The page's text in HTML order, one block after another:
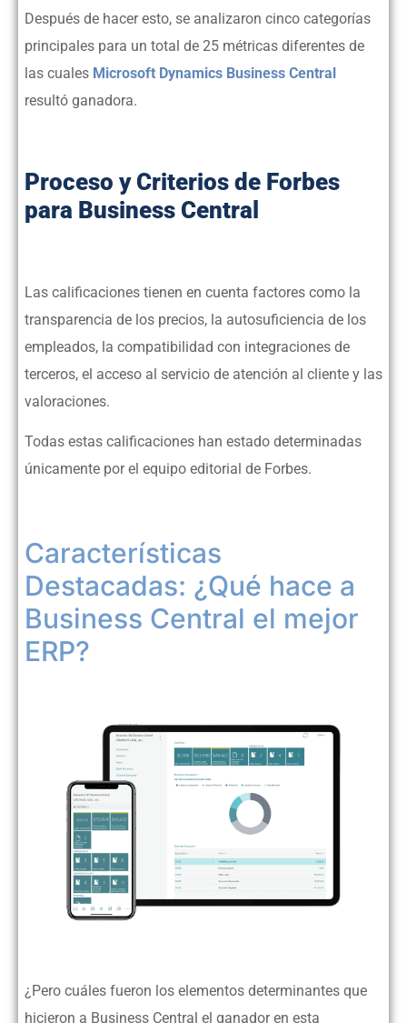
Después de hacer esto, se analizaron cinco categorías
principales para un total de 25 métricas diferentes de
las cuales Microsoft Dynamics Business Central
resultó ganadora.
Proceso y Criterios de Forbes
para Business Central
Las calificaciones tienen en cuenta factores como la
transparencia de los precios, la autosuficiencia de los
empleados, la compatibilidad con integraciones de
terceros, el acceso al servicio de atención al cliente y las
valoraciones.
Todas estas calificaciones han estado determinadas
únicamente por el equipo editorial de Forbes.
Características
Destacadas: ¿Qué hace a
Business Central el mejor
ERP?
¿Pero cuáles fueron los elementos determinantes que
hicieron a Business Central el ganador en esta